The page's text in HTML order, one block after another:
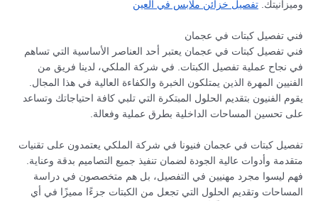
وميزانيتك.تفصيل خزائن ملابس في العين
فني تفصيل كبتات في عجمان
فني تفصيل كبتات في عجمان يعتبر أحد العناصر الأساسية التي تساهم
في نجاح عملية تفصيل الكبتات. في شركة الملكي، لدينا فريق من
الفنيين المهرة الذين يمتلكون الخبرة والكفاءة العالية في هذا المجال.
يقوم الفنيون بتقديم الحلول المبتكرة التي تلبي كافة احتياجاتك وتساعد
على تحسين المساحات الداخلية بطرق عملية وفعالة.
تفصيل كبتات في عجمان فنيونا في شركة الملكي يعتمدون على تقنيات
متقدمة وأدوات عالية الجودة لضمان تنفيذ جميع التصاميم بدقة وعناية.
فهم ليسوا مجرد مهنيين في التفصيل، بل هم متخصصون في دراسة
المساحات وتقديم الحلول التي تجعل من الكبتات جزءًا مميزًا في أي